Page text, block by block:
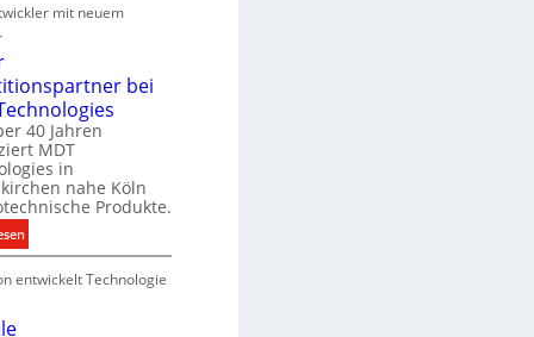
ek
i
e
n
s
E
n
e
r
g
y
w
mit neuem
bei
40 Jahren
MDT
in
nahe Köln
Produkte.
:
N
e
entwickelt Technologie